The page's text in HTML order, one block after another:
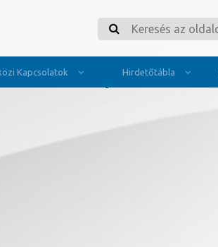
Search
Kapcsolatok Hirdetőtábla